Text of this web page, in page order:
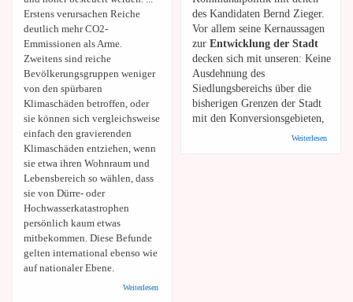
Erstens verursachen Reiche
deutlich mehr CO2-
Emmissionen als Arme.
Zweitens sind reiche
Bevölkerungsgruppen weniger
von den spürbaren
Klimaschäden betroffen, oder
sie können sich vergleichsweise
einfach den gravierenden
Klimaschäden entziehen, wenn
sie etwa ihren Wohnraum und
Lebensbereich so wählen, dass
sie von Dürre- oder
Hochwasserkatastrophen
persönlich kaum etwas
mitbekommen. Diese Befunde
gelten international ebenso wie
auf nationaler Ebene.
Weiterlesen
des Kandidaten Bernd Zieger.
Vor allem seine Kernaussagen
zur Entwicklung der Stadt
decken sich mit unseren: Keine
Ausdehnung des
Siedlungsbereichs über die
bisherigen Grenzen der Stadt
mit den Konversionsgebieten,
Weiterlesen